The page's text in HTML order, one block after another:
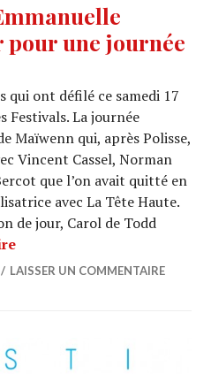
une journée
qui ont défilé ce samedi 17
Festivals. La journée
Maïwenn qui, après Polisse,
Vincent Cassel, Norman
que l’on avait quitté en
avec La Tête Haute.
de jour, Carol de Todd
CANNES 2015 :
LAISSER UN COMMENTAIRE